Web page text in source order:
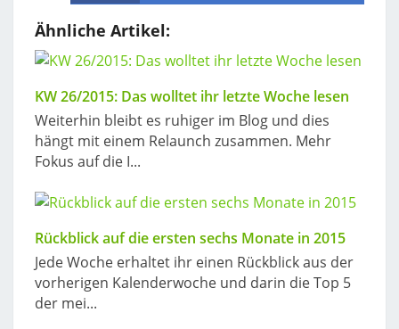
Ähnliche Artikel:
KW 26/2015: Das wolltet ihr letzte Woche lesen
Weiterhin bleibt es ruhiger im Blog und dies
hängt mit einem Relaunch zusammen. Mehr
Fokus auf die I...
Rückblick auf die ersten sechs Monate in 2015
Jede Woche erhaltet ihr einen Rückblick aus der
vorherigen Kalenderwoche und darin die Top 5
der mei...